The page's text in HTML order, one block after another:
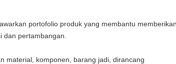
portofolio produk yang membantu memberikan
pertambangan.
material, komponen, barang jadi, dirancang